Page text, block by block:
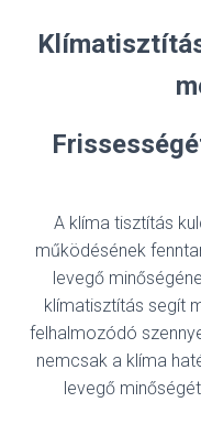
A klíma tisztítás
működésének
levegő
klímatisztítás segít
felhalmozódó
nemcsak a klíma
levegő